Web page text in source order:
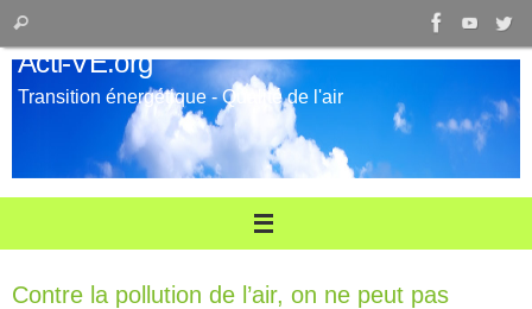
Passer
au
contenu
pour
:
Rechercher
Acti-VE.org
Transition énergétique - Qualité de l'air
Contre la pollution de l’air, on ne peut pas